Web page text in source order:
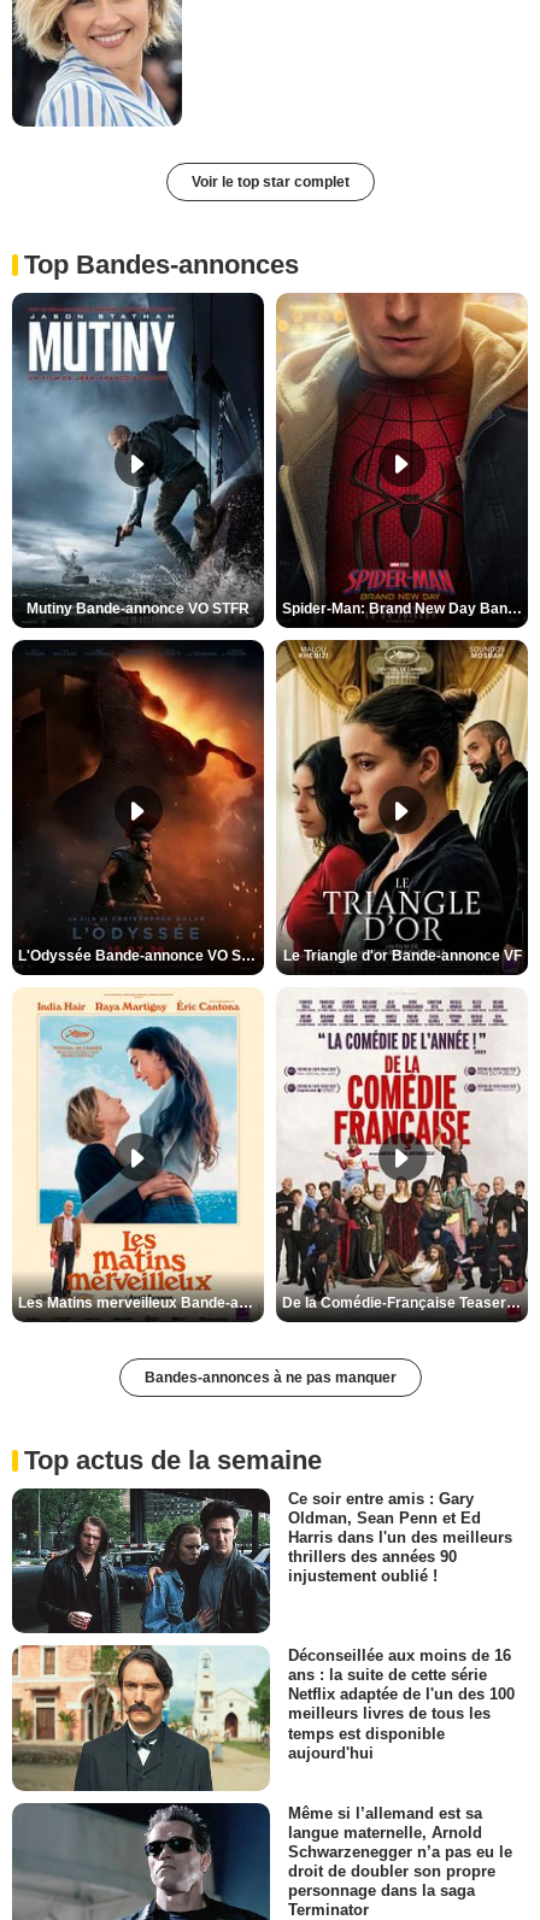
Voir le top star complet
Top Bandes-annonces
Mutiny Bande-annonce VO STFR Spider-Man: Brand New Day Bande-annonce VO STFR
L'Odyssée Bande-annonce VO STFR Le Triangle d'or Bande-annonce VF
Les Matins merveilleux Bande-annonce VF De la Comédie-Française Teaser VF
Bandes-annonces à ne pas manquer
Top actus de la semaine
Ce soir entre amis : Gary
Oldman, Sean Penn et Ed
Harris dans l'un des meilleurs
thrillers des années 90
injustement oublié !
Déconseillée aux moins de 16
ans : la suite de cette série
Netflix adaptée de l'un des 100
meilleurs livres de tous les
temps est disponible
aujourd'hui
Même si l’allemand est sa
langue maternelle, Arnold
Schwarzenegger n’a pas eu le
droit de doubler son propre
personnage dans la saga
Terminator